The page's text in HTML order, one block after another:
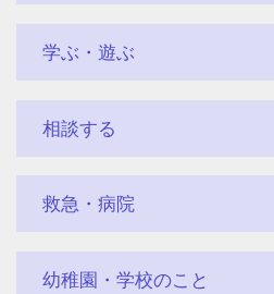
学ぶ・遊ぶ
相談する
救急・病院
幼稚園・学校のこと